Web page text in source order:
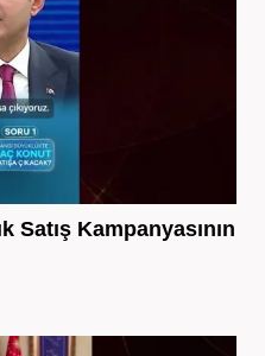
Satış Kampanyasının